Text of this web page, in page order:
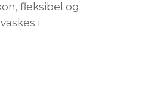
fleksibel og
i